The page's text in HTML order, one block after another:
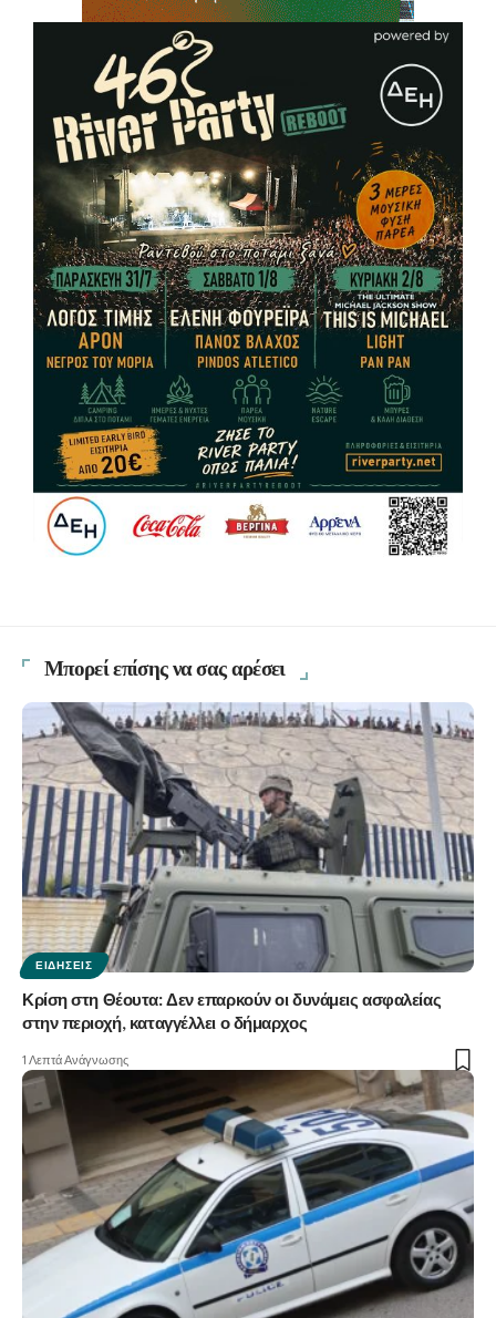
Μπορεί επίσης να σας αρέσει
ΕΙΔΉΣΕΙΣ
Κρίση στη Θέουτα: Δεν επαρκούν οι δυνάμεις ασφαλείας
στην περιοχή, καταγγέλλει ο δήμαρχος
1 Λεπτά Ανάγνωσης